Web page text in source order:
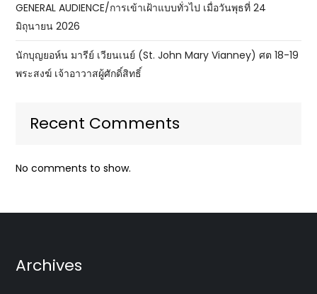
GENERAL AUDIENCE/การเข้าเฝ้าแบบทั่วไป เมื่อวันพุธที่ 24
มิถุนายน 2026
นักบุญยอห์น มารีย์ เวียนเนย์ (St. John Mary Vianney) ศต 18-19
พระสงฆ์ เจ้าอาวาสผู้ศักดิ์สิทธิ์
Recent Comments
No comments to show.
Archives